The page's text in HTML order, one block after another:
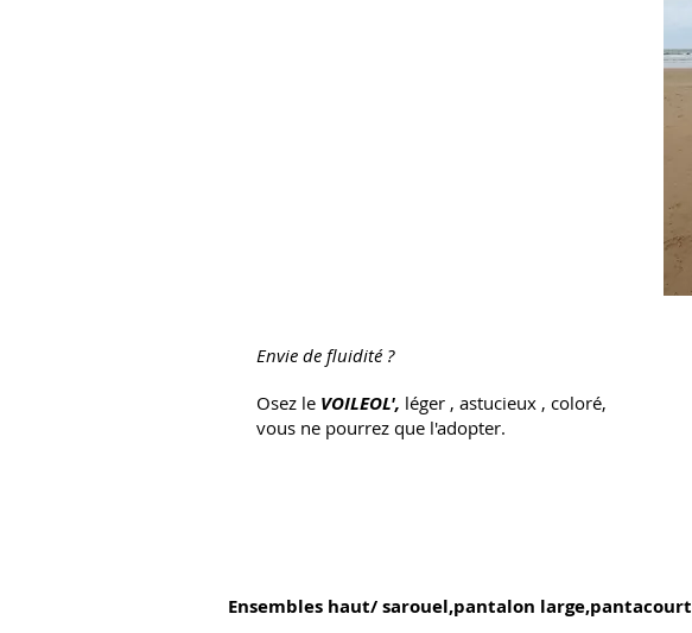
Envie de fluidité ?
Osez le VOILEOL', léger , astucieux , coloré,
vous ne pourrez que l'adopter.
Ensembles haut/ sarouel,pantalon large,pantacourt